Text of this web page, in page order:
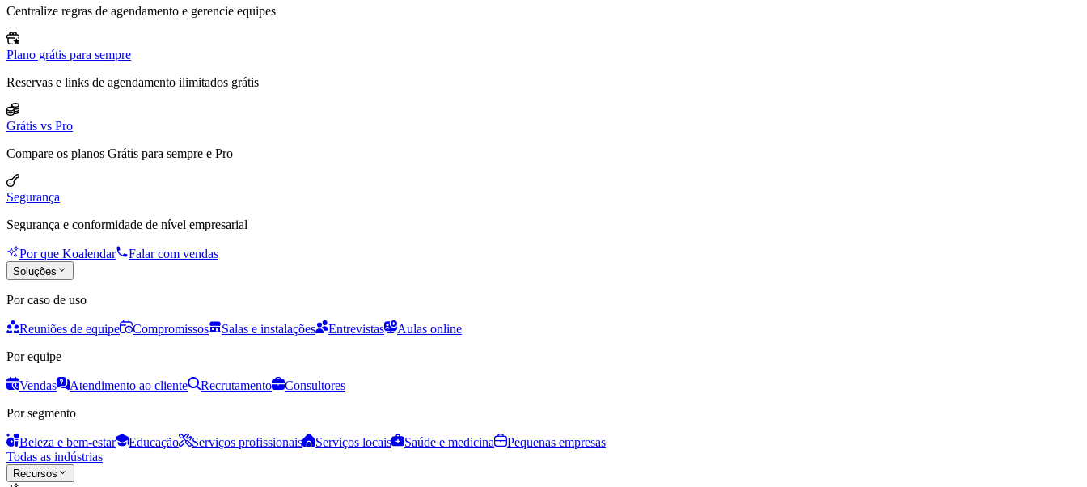
Centralize regras de agendamento e gerencie equipes
Plano grátis para sempre
Reservas e links de agendamento ilimitados grátis
Grátis vs Pro
Compare os planos Grátis para sempre e Pro
Segurança
Segurança e conformidade de nível empresarial
Por que Koalendar Falar com vendas
Soluções
Por caso de uso
Reuniões de equipe Compromissos Salas e instalações Entrevistas
Aulas online
Por equipe
Vendas Atendimento ao cliente Recrutamento
Consultores
Por segmento
Beleza e bem-estar Educação Serviços profissionais Serviços locais Saúde e medicina
Pequenas empresas
Todas as indústrias
Recursos